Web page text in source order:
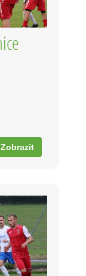
Zobrazit